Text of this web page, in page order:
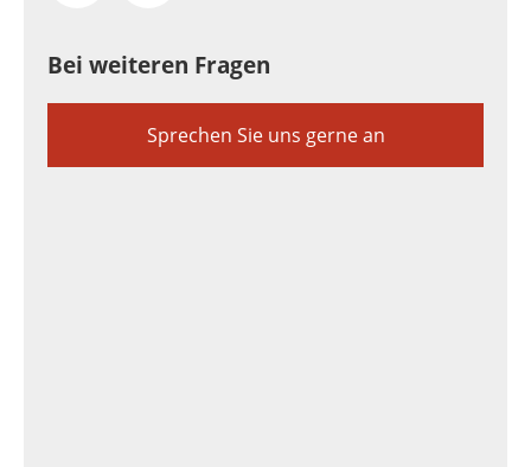
Bei weiteren Fragen
Sprechen Sie uns gerne an